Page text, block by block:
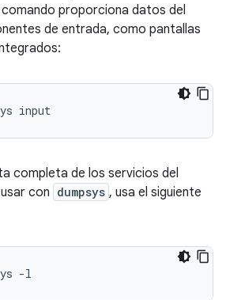
proporciona datos del
de entrada, como pantallas
completa de los servicios del
con dumpsys , usa el siguiente